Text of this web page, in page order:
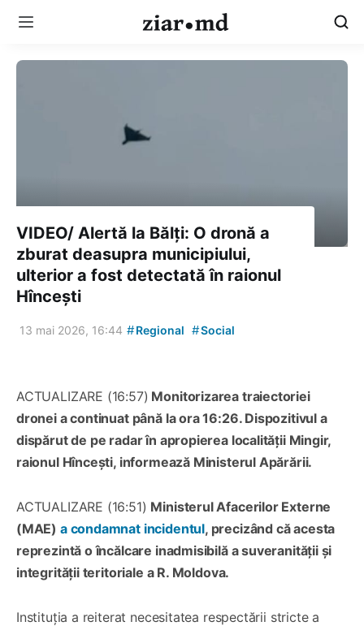
VIDEO/ Alertă la Bălți: O dronă a
zburat deasupra municipiului,
ulterior a fost detectată în raionul
Hîncești
13 mai 2026, 16:44 #Regional #Social
ACTUALIZARE (16:57) Monitorizarea traiectoriei
dronei a continuat până la ora 16:26. Dispozitivul a
dispărut de pe radar în apropierea localității Mingir,
raionul Hîncești, informează Ministerul Apărării.
ACTUALIZARE (16:51) Ministerul Afacerilor Externe
(MAE) a condamnat incidentul, precizând că acesta
reprezintă o încălcare inadmisibilă a suveranității și
integrității teritoriale a R. Moldova.
Instituția a reiterat necesitatea respectării stricte a